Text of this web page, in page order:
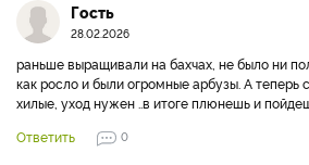
Гость
28.02.2026
раньше выращивали на бахчах, не было ни
как росло и были огромные арбузы. А теперь
хилые, уход нужен ..в итоге плюнешь и
Ответить
0